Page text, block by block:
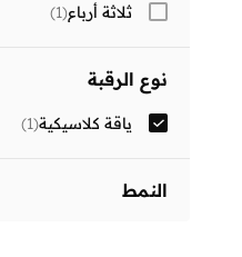
ثلاثة أرباع(
1
)
نوع الرقبة
ياقة كلاسيكية(
1
)
النمط